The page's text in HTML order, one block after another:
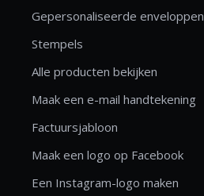
Gepersonaliseerde enveloppen
Stempels
Alle producten bekijken
Maak een e-mail handtekening
Factuursjabloon
Maak een logo op Facebook
Een Instagram-logo maken